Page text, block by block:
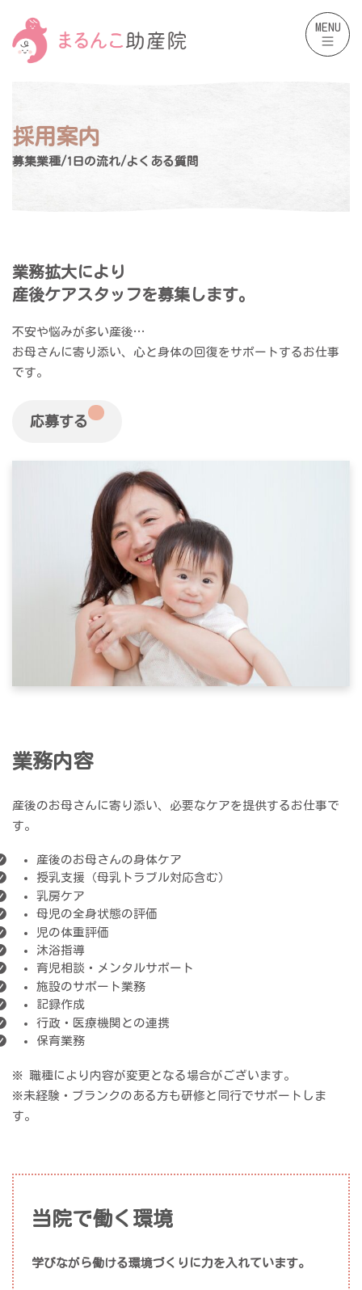
採用案内
募集業種/1日の流れ/よくある質問
業務拡大により
産後ケアスタッフを募集します。
不安や悩みが多い産後…
お母さんに寄り添い、心と身体の回復をサポートするお仕事
です。
応募する
業務内容
産後のお母さんに寄り添い、必要なケアを提供するお仕事で
す。
産後のお母さんの身体ケア
授乳支援（母乳トラブル対応含む）
乳房ケア
母児の全身状態の評価
児の体重評価
沐浴指導
育児相談・メンタルサポート
施設のサポート業務
記録作成
行政・医療機関との連携
保育業務
※ 職種により内容が変更となる場合がございます。
※未経験・ブランクのある方も研修と同行でサポートしま
す。
当院で働く環境
学びながら働ける環境づくりに力を入れています。
MENU